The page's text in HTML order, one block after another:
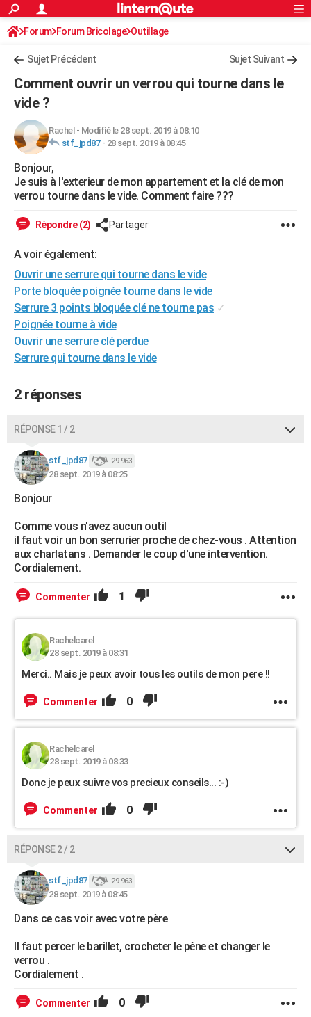
ACTUALITÉS
Politique
Société
Faits Divers
Education
Monde
Villes
+
Programme TV
TNTStreaming
Cinéma
Sorties cinéma
Musique
FINANCE
Retraite
Impôts
Epargne
Immobilier
Risques naturels par ville
Banque
Assurance
Crédit
AUTO
Essais
Réserver un essai
Citadines
Berlines
SUV
Forum auto
HIGH-TECH
Mobiles
Meilleur smartphone
Internet
Ordinateurs
Jeux vidéo
Guide high-tech
+BRICOLAGE
WEEK-END
Art de vivre
Bien-être
Loisirs
ModeModes de vie
SANTE
Alimentation
Guide de la santé
Maladies
Médicaments
Sommeil
Destinations
City break
Voyage nature
Voyage de noces
Forum
Climat
PHOTO
GUIDES D'ACHAT
Dictionnaire
Biographies
Citations
Expressions
Proverbes
PROGRAMME TV
COPAINS D'AVANT
S'inscrire
Se connecter
Lycées
Collèges
Primaires
Universités
Entreprises
Service militaire
Avis de recherche
AVIS DE DÉCÈS
FORUM
S'inscrire
Connexion
Forum Forum Bricolage Outillage
Sujet Précédent Sujet Suivant
Comment ouvrir un verrou qui tourne dans le
vide ?
Rachel - Modifié le 28 sept. 2019 à 08:10
stf_jpd87- 28 sept. 2019 à 08:45
Bonjour,
Je suis à l'exterieur de mon appartement et la clé de mon
verrou tourne dans le vide. Comment faire ???
Répondre (2) Partager
A voir également:
Ouvrir une serrure qui tourne dans le vide
Porte bloquée poignée tourne dans le vide
Serrure 3 points bloquée clé ne tourne pas ✓
Poignée tourne à vide
Ouvrir une serrure clé perdue
Serrure qui tourne dans le vide
2 réponses
RÉPONSE 1 / 2
stf_jpd87 29 963
28 sept. 2019 à 08:25
Bonjour
Comme vous n'avez aucun outil
il faut voir un bon serrurier proche de chez-vous . Attention
aux charlatans . Demander le coup d'une intervention.
Cordialement.
Commenter 1
Rachelcarel
28 sept. 2019 à 08:31
Merci.. Mais je peux avoir tous les outils de mon pere !!
Commenter 0
Rachelcarel
28 sept. 2019 à 08:33
Donc je peux suivre vos precieux conseils... :-)
Commenter 0
RÉPONSE 2 / 2
stf_jpd87 29 963
28 sept. 2019 à 08:45
Dans ce cas voir avec votre père
Il faut percer le barillet, crocheter le pêne et changer le
verrou .
Cordialement .
Commenter 0